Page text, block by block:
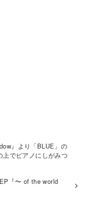
』より「BLUE」の
でピアノにしがみつ
『〜 of the world